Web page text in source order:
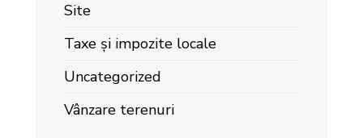
Site
Taxe și impozite locale
Uncategorized
Vânzare terenuri